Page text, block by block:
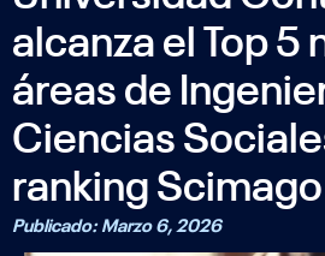
alcanza el Top 5
áreas de
Ciencias
ranking
Publicado: Marzo 6, 2026